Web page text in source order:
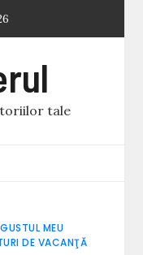
tale
MEU
DE VACANŢĂ